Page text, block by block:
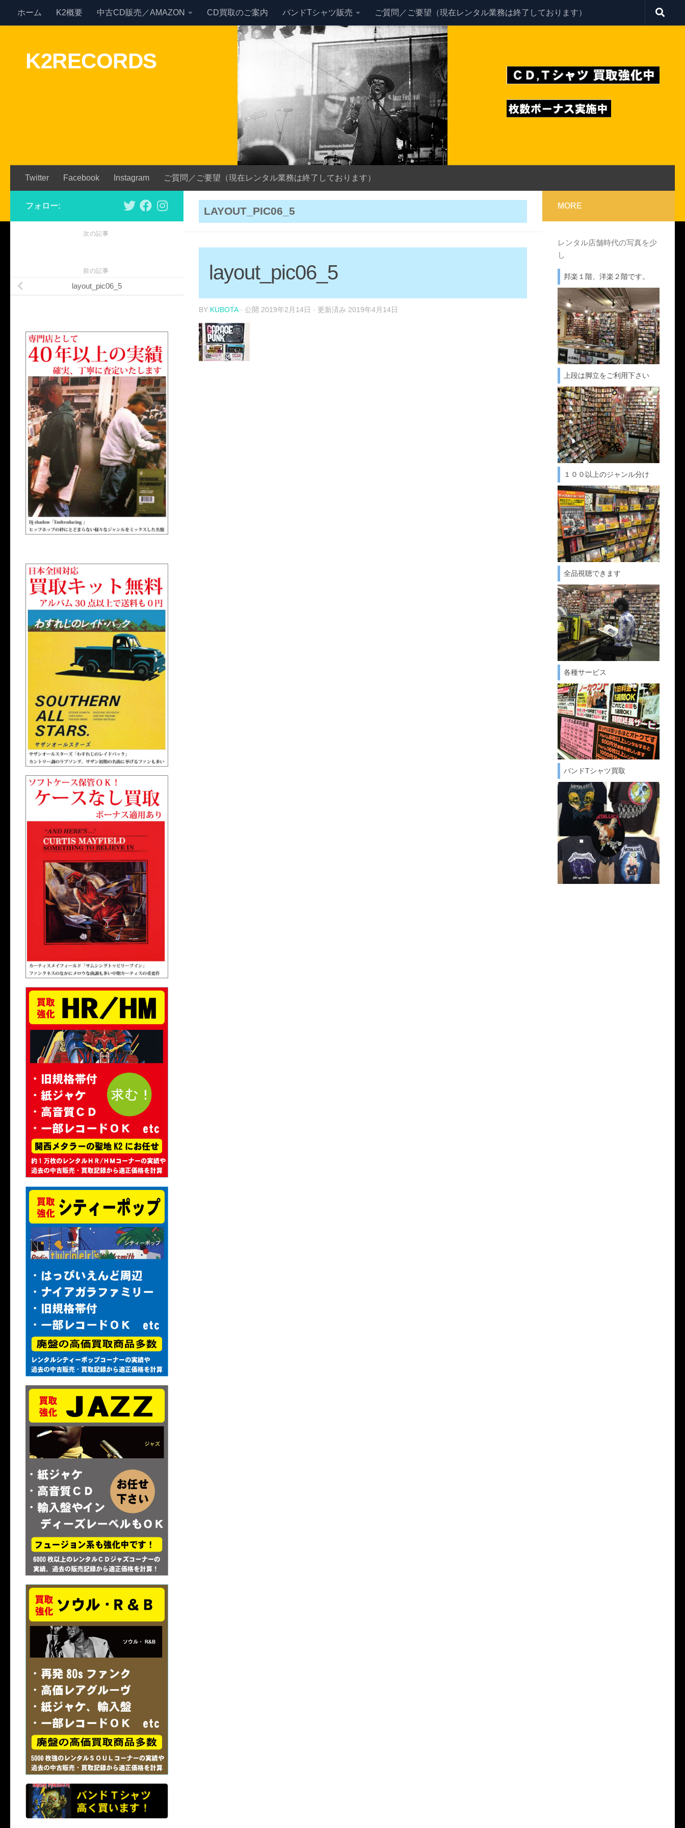
Skip to content
ホーム K2概要 中古CD販売／AMAZON CD買取のご案内 バンドTシャツ販売 ご質問／ご要望（現在レンタル業務は終了しております）
K2RECORDS
Twitter Facebook Instagram ご質問／ご要望（現在レンタル業務は終了しております）
LAYOUT_PIC06_5
layout_pic06_5
BY KUBOTA · 公開 2019年2月14日 · 更新済み 2019年4月14日
フォロー:
次の記事
前の記事
layout_pic06_5
MORE
レンタル店舗時代の写真を少
し
邦楽１階、洋楽２階です。
上段は脚立をご利用下さい
１００以上のジャンル分け
全品視聴できます
各種サービス
バンドTシャツ買取